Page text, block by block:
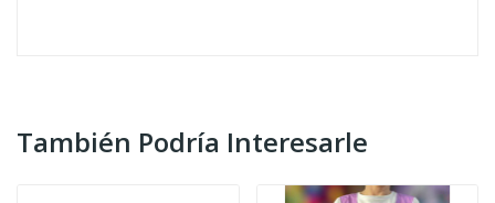
También Podría Interesarle